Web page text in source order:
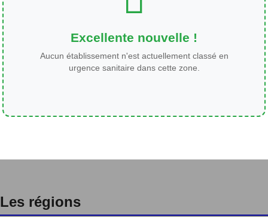
Excellente nouvelle !
Aucun établissement n'est actuellement classé en
urgence sanitaire dans cette zone.
Les régions